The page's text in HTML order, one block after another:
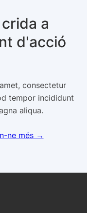
a
d'acció
consectetur
tempor incididunt
aliqua.
ne més →